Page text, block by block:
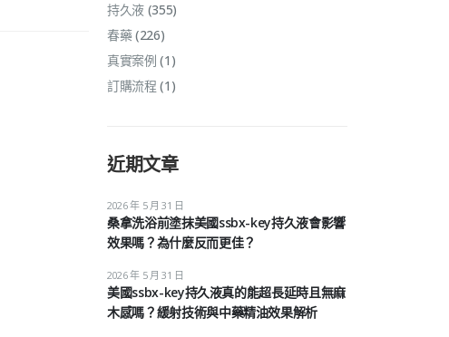
持久液(355)
春藥(226)
真實案例 (1)
訂購流程 (1)
近期文章
桑拿洗浴前塗抹美國ssbx-key持久液會影響
效果嗎？為什麼反而更佳？
2026 年 5 月 31 日
美國ssbx-key持久液真的能超長延時且無麻
木感嗎？緩射技術與中藥精油效果解析
2026 年 5 月 31 日